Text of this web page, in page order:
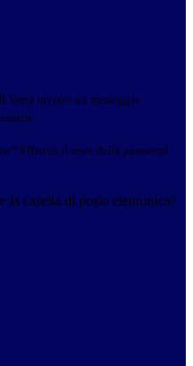
Verrà inviato un messaggio
Effettua il reset della password
la casella di posta elettronica!